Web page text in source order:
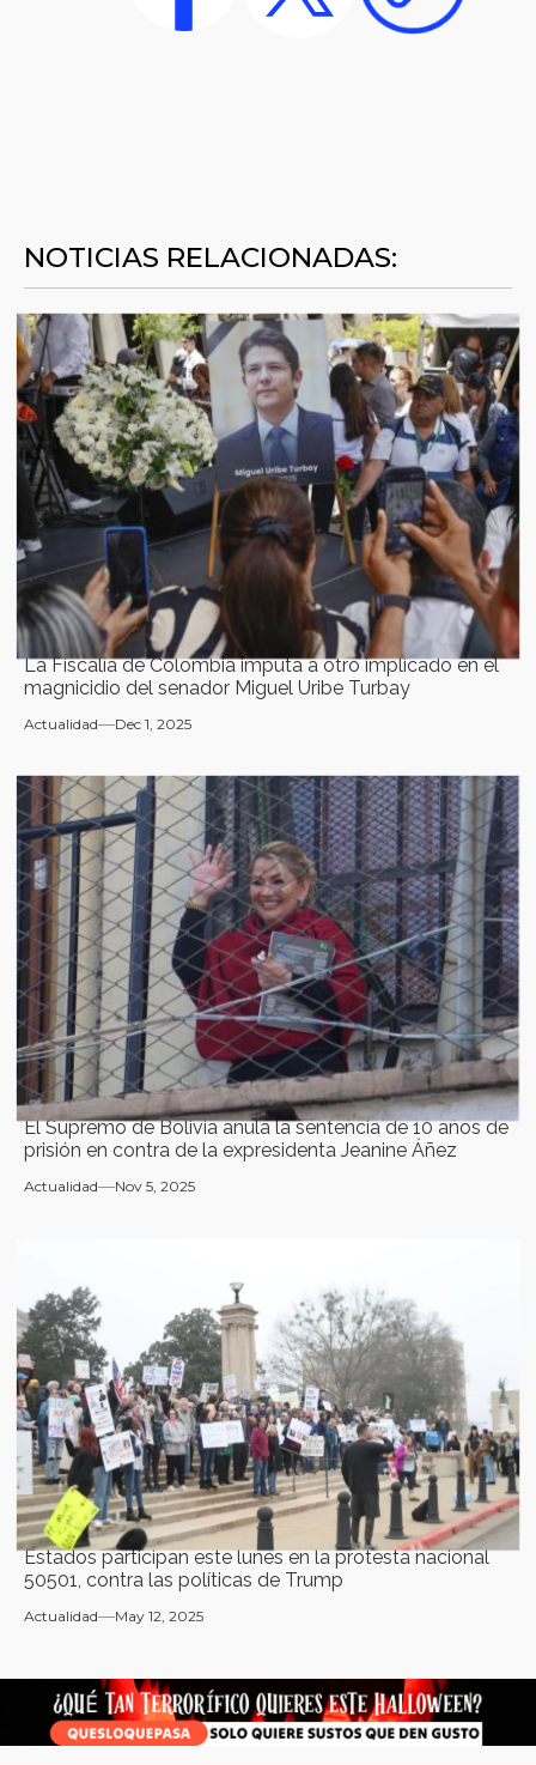
NOTICIAS RELACIONADAS:
La Fiscalía de Colombia imputa a otro implicado en el
magnicidio del senador Miguel Uribe Turbay
Actualidad Dec 1, 2025
El Supremo de Bolivia anula la sentencia de 10 años de
prisión en contra de la expresidenta Jeanine Áñez
Actualidad Nov 5, 2025
Estados participan este lunes en la protesta nacional
50501, contra las políticas de Trump
Actualidad May 12, 2025